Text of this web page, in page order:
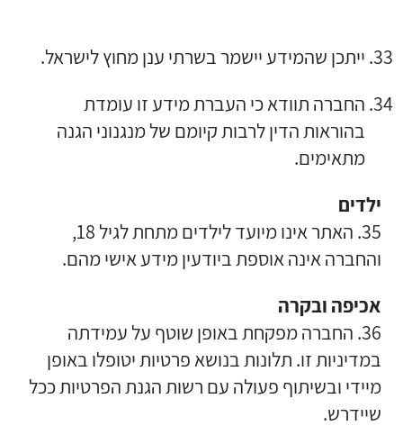
ייתכן שהמידע יישמר בשרתי ענן מחוץ לישראל.
החברה תוודא כי העברת מידע זו עומדת
בהוראות הדין לרבות קיומם של מנגנוני הגנה
מתאימים.
ילדים
35. האתר אינו מיועד לילדים מתחת לגיל 18,
והחברה אינה אוספת ביודעין מידע אישי מהם.
אכיפה ובקרה
36. החברה מפקחת באופן שוטף על עמידתה
במדיניות זו. תלונות בנושא פרטיות יטופלו באופן
מיידי ובשיתוף פעולה עם רשות הגנת הפרטיות ככל
שיידרש.